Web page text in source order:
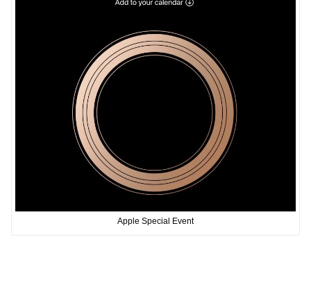
Apple Special Event